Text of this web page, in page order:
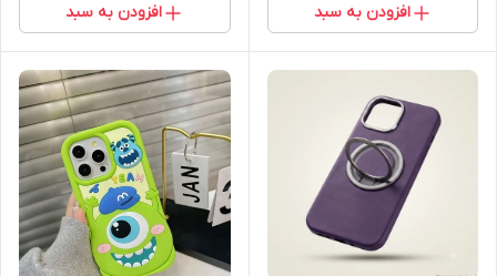
افزودن به سبد افزودن به سبد